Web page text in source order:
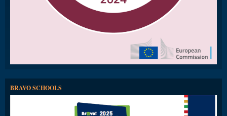
BRAVO SCHOOLS